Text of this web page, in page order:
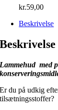
kr.59,00
Beskrivelse
Beskrivelse
Lammehud med
Er du på udkig
tilsætningsstoffer?